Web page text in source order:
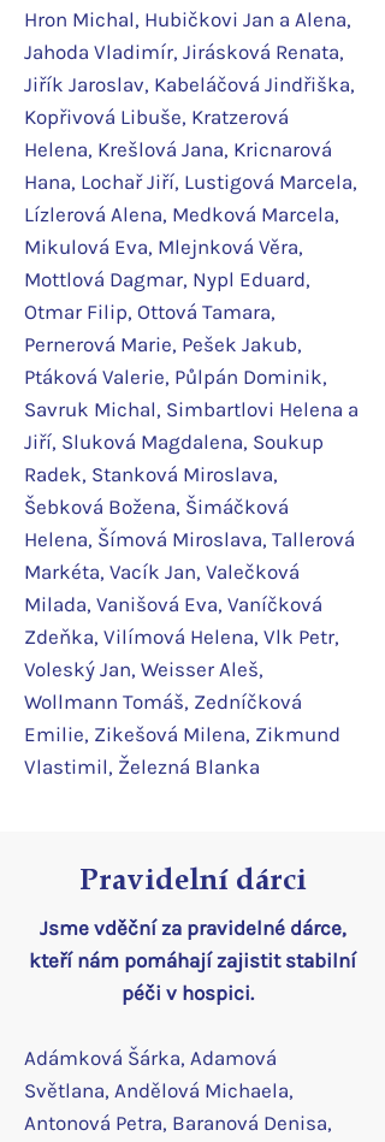
Hron Michal, Hubičkovi Jan a Alena,
Jahoda Vladimír, Jirásková Renata,
Jiřík Jaroslav, Kabeláčová Jindřiška,
Kopřivová Libuše, Kratzerová
Helena, Krešlová Jana, Kricnarová
Hana, Lochař Jiří, Lustigová Marcela,
Lízlerová Alena, Medková Marcela,
Mikulová Eva, Mlejnková Věra,
Mottlová Dagmar, Nypl Eduard,
Otmar Filip, Ottová Tamara,
Pernerová Marie, Pešek Jakub,
Ptáková Valerie, Půlpán Dominik,
Savruk Michal, Simbartlovi Helena a
Jiří, Sluková Magdalena, Soukup
Radek, Stanková Miroslava,
Šebková Božena, Šimáčková
Helena, Šímová Miroslava, Tallerová
Markéta, Vacík Jan, Valečková
Milada, Vanišová Eva, Vaníčková
Zdeňka, Vilímová Helena, Vlk Petr,
Voleský Jan, Weisser Aleš,
Wollmann Tomáš, Zedníčková
Emilie, Zikešová Milena, Zikmund
Vlastimil, Železná Blanka
Pravidelní dárci
Jsme vděční za pravidelné dárce,
kteří nám pomáhají zajistit stabilní
péči v hospici.
Adámková Šárka, Adamová
Světlana, Andělová Michaela,
Antonová Petra, Baranová Denisa,